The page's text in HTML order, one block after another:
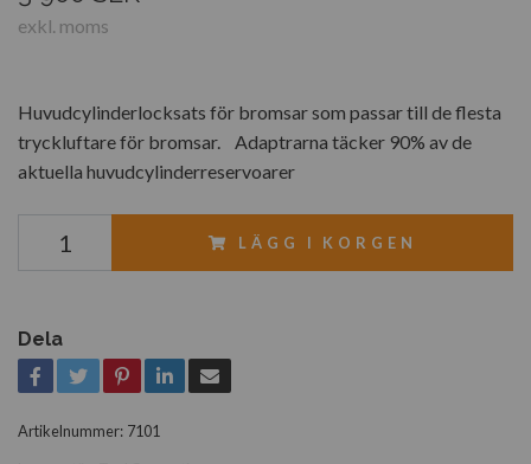
exkl. moms
Huvudcylinderlocksats för bromsar som passar till de flesta
tryckluftare för bromsar. Adaptrarna täcker 90% av de
aktuella huvudcylinderreservoarer
LÄGG I KORGEN
Dela
Artikelnummer: 7101